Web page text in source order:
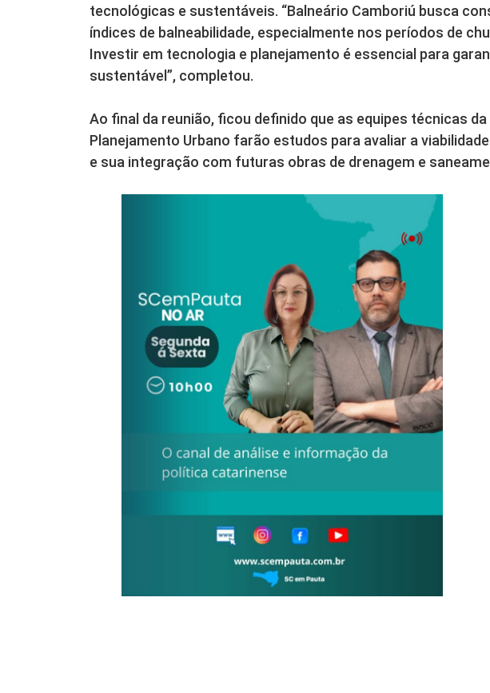
tecnológicas e sustentáveis. “Balneário Camboriú busca
índices de balneabilidade, especialmente nos períodos de
Investir em tecnologia e planejamento é essencial para
sustentável”, completou.
Ao final da reunião, ficou definido que as equipes técnicas
Planejamento Urbano farão estudos para avaliar a
e sua integração com futuras obras de drenagem e